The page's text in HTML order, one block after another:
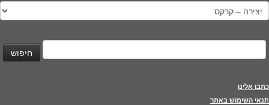
קטגוריות
חיפוש:
כתבו אלינו
תנאי השימוש באתר